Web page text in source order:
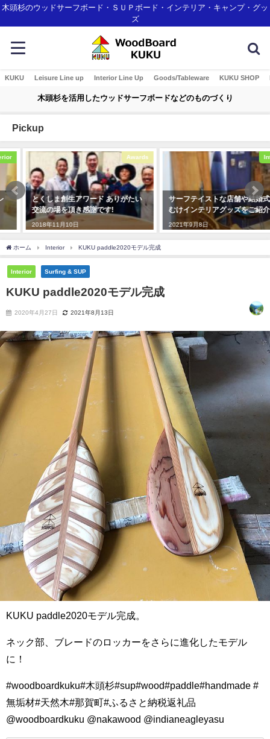
木頭杉のウッドサーフボード・ＳＵＰボード・インテリア・キャンプ・グッ
ズ
KUKU Leisure Line up Interior Line Up Goods/Tableware KUKU SHOP
木頭杉を活用したウッドサーフボードなどのものづくり
Pickup
とくしま創生アワード ありがたい
交流の場を頂き感謝です!
2018年11月10日
Interior
サーフテイストな店舗や結婚式場
むけインテリアグッズをご紹介！
2021年9月8日
ホーム Interior KUKU paddle2020モデル完成
Interior Surfing & SUP
KUKU paddle2020モデル完成
2020年4月27日 2021年8月13日
KUKU paddle2020モデル完成。
ネック部、ブレードのロッカーをさらに進化したモデル
に！
#woodboardkuku#木頭杉#sup#wood#paddle#handmade #
無垢材#天然木#那賀町#ふるさと納税返礼品
@woodboardkuku @nakawood @indianeagleyasu